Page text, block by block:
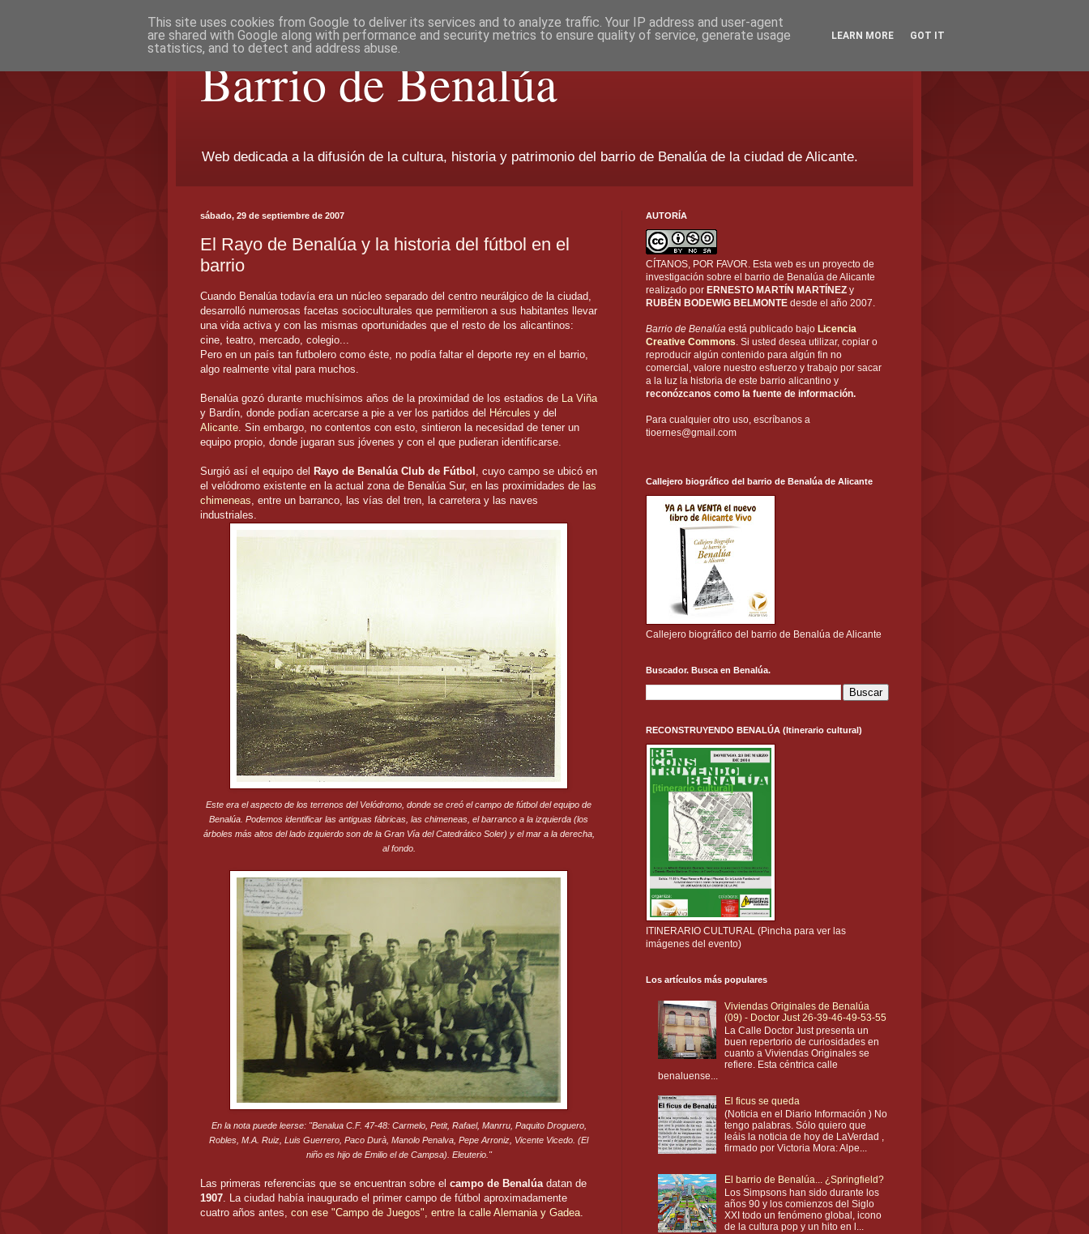
Barrio de Benalúa
Web dedicada a la difusión de la cultura, historia y patrimonio del barrio de Benalúa de la ciudad de Alicante.
sábado, 29 de septiembre de 2007
El Rayo de Benalúa y la historia del fútbol en el
barrio
Cuando Benalúa todavía era un núcleo separado del centro neurálgico de la ciudad,
desarrolló numerosas facetas socioculturales que permitieron a sus habitantes llevar
una vida activa y con las mismas oportunidades que el resto de los alicantinos:
cine, teatro, mercado, colegio...
Pero en un país tan futbolero como éste, no podía faltar el deporte rey en el barrio,
algo realmente vital para muchos.
Benalúa gozó durante muchísimos años de la proximidad de los estadios de La Viña
y Bardín, donde podían acercarse a pie a ver los partidos del Hércules y del
Alicante. Sin embargo, no contentos con esto, sintieron la necesidad de tener un
equipo propio, donde jugaran sus jóvenes y con el que pudieran identificarse.
Surgió así el equipo del Rayo de Benalúa Club de Fútbol , cuyo campo se ubicó en
el velódromo existente en la actual zona de Benalúa Sur, en las proximidades de las
chimeneas, entre un barranco, las vías del tren, la carretera y las naves
industriales.
Este era el aspecto de los terrenos del Velódromo, donde se creó el campo de fútbol del equipo de
Benalúa. Podemos identificar las antiguas fábricas, las chimeneas, el barranco a la izquierda (los
árboles más altos del lado izquierdo son de la Gran Vía del Catedrático Soler) y el mar a la derecha,
al fondo.
En la nota puede leerse: "Benalua C.F. 47-48: Carmelo, Petit, Rafael, Manrru, Paquito Droguero,
Robles, M.A. Ruiz, Luis Guerrero, Paco Durà, Manolo Penalva, Pepe Arroniz, Vicente Vicedo. (El
niño es hijo de Emilio el de Campsa). Eleuterio."
Las primeras referencias que se encuentran sobre el campo de Benalúadatan de
1907. La ciudad había inaugurado el primer campo de fútbol aproximadamente
cuatro años antes, con ese "Campo de Juegos", entre la calle Alemania y Gadea.
AUTORÍA
CÍTANOS, POR FAVOR. Esta web es un proyecto de
investigación sobre el barrio de Benalúa de Alicante
realizado por ERNESTO MARTÍN MARTÍNEZ y
RUBÉN BODEWIG BELMONTE desde el año 2007.
Barrio de Benalúa está publicado bajo Licencia
Creative Commons. Si usted desea utilizar, copiar o
reproducir algún contenido para algún fin no
comercial, valore nuestro esfuerzo y trabajo por sacar
a la luz la historia de este barrio alicantino y
reconózcanos como la fuente de información.
Para cualquier otro uso, escríbanos a
tioernes@gmail.com
Callejero biográfico del barrio de Benalúa de Alicante
Callejero biográfico del barrio de Benalúa de Alicante
Buscador. Busca en Benalúa.
RECONSTRUYENDO BENALÚA (Itinerario cultural)
ITINERARIO CULTURAL (Pincha para ver las
imágenes del evento)
Los artículos más populares
Viviendas Originales de Benalúa
(09) - Doctor Just 26-39-46-49-53-55
La Calle Doctor Just presenta un
buen repertorio de curiosidades en
cuanto a Viviendas Originales se
refiere. Esta céntrica calle
benaluense...
El ficus se queda
(Noticia en el Diario Información ) No
tengo palabras. Sólo quiero que
leáis la noticia de hoy de LaVerdad ,
firmado por Victoria Mora: Alpe...
El barrio de Benalúa... ¿Springfield?
Los Simpsons han sido durante los
años 90 y los comienzos del Siglo
XXI todo un fenómeno global, icono
de la cultura pop y un hito en l...
This site uses cookies from Google to deliver its services and to analyze traffic. Your IP address and user-agent
are shared with Google along with performance and security metrics to ensure quality of service, generate usage
statistics, and to detect and address abuse.
LEARN MORE GOT IT